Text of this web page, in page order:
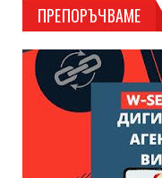
ПРЕПОРЪЧВАМЕ